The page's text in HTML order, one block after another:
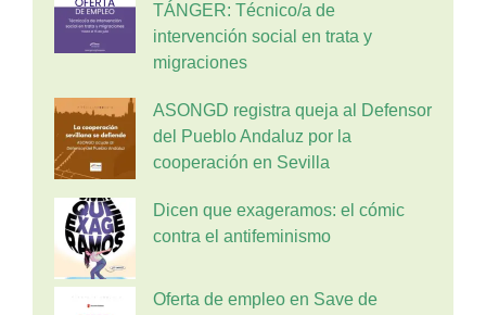
TÁNGER: Técnico/a de
intervención social en trata y
migraciones
ASONGD registra queja al Defensor
del Pueblo Andaluz por la
cooperación en Sevilla
Dicen que exageramos: el cómic
contra el antifeminismo
Oferta de empleo en Save de